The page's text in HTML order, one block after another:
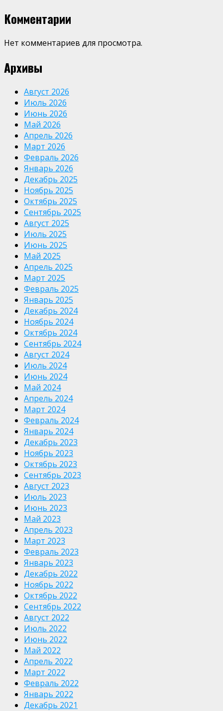
Комментарии
Нет комментариев для просмотра.
Архивы
Август 2026
Июль 2026
Июнь 2026
Май 2026
Апрель 2026
Март 2026
Февраль 2026
Январь 2026
Декабрь 2025
Ноябрь 2025
Октябрь 2025
Сентябрь 2025
Август 2025
Июль 2025
Июнь 2025
Май 2025
Апрель 2025
Март 2025
Февраль 2025
Январь 2025
Декабрь 2024
Ноябрь 2024
Октябрь 2024
Сентябрь 2024
Август 2024
Июль 2024
Июнь 2024
Май 2024
Апрель 2024
Март 2024
Февраль 2024
Январь 2024
Декабрь 2023
Ноябрь 2023
Октябрь 2023
Сентябрь 2023
Август 2023
Июль 2023
Июнь 2023
Май 2023
Апрель 2023
Март 2023
Февраль 2023
Январь 2023
Декабрь 2022
Ноябрь 2022
Октябрь 2022
Сентябрь 2022
Август 2022
Июль 2022
Июнь 2022
Май 2022
Апрель 2022
Март 2022
Февраль 2022
Январь 2022
Декабрь 2021